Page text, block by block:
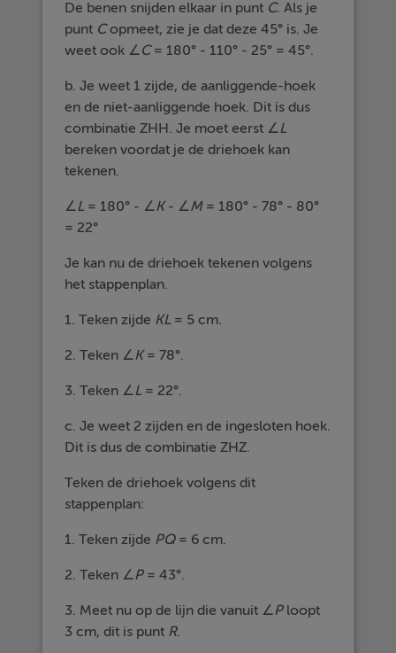
De benen snijden elkaar in punt C. Als je
punt Copmeet, zie je dat deze 45° is. Je
weet ook ∠C= 180° - 110° - 25° = 45°.
b. Je weet 1 zijde, de aanliggende-hoek
en de niet-aanliggende hoek. Dit is dus
combinatie ZHH. Je moet eerst ∠L
bereken voordat je de driehoek kan
tekenen.
∠L = 180° - ∠K- ∠M= 180° - 78° - 80°
= 22°
Je kan nu de driehoek tekenen volgens
het stappenplan.
1. Teken zijde KL = 5 cm.
2. Teken ∠K= 78°.
3. Teken ∠L = 22°.
c. Je weet 2 zijden en de ingesloten hoek.
Dit is dus de combinatie ZHZ.
Teken de driehoek volgens dit
stappenplan:
1. Teken zijde PQ= 6 cm.
2. Teken ∠P= 43°.
3. Meet nu op de lijn die vanuit ∠Ploopt
3 cm, dit is punt R.